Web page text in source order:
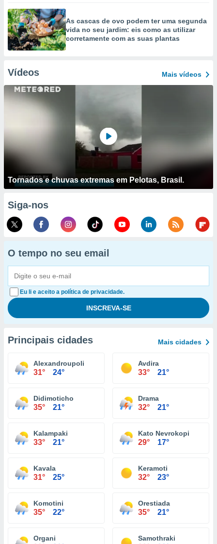
As cascas de ovo podem ter uma segunda
vida no seu jardim: eis como as utilizar
corretamente com as suas plantas
Vídeos Mais vídeos
Tornados e chuvas extremas em Pelotas, Brasil.
Siga-nos
O tempo no seu email
Eu li e aceito a política de privacidade.
Principais cidades Mais cidades
Alexandroupoli
31° 24°
Avdira
33° 21°
Didimoticho
35° 21°
Drama
32° 21°
Kalampaki
33° 21°
Kato Nevrokopi
29° 17°
Kavala
31° 25°
Keramoti
32° 23°
Komotini
35° 22°
Orestiada
35° 21°
Organi Samothraki